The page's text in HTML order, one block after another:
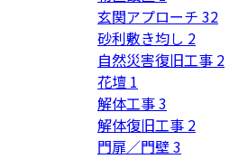
玄関アプローチ 32
砂利敷き均し 2
自然災害復旧工事 2
花壇 1
解体工事3
解体復旧工事 2
門扉／門壁3